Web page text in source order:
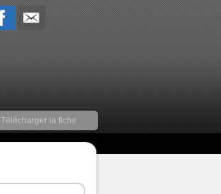
Télécharger la fiche